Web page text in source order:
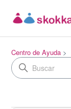
Centro de Ayuda